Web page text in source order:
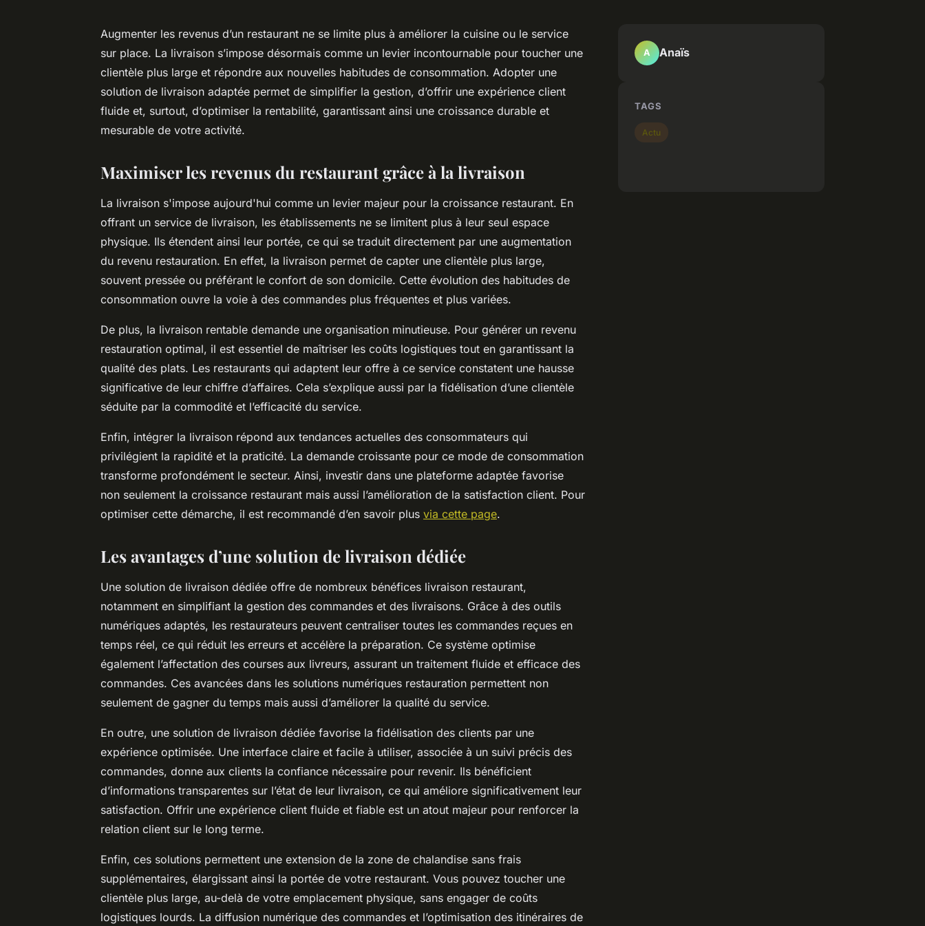
Augmenter les revenus d’un restaurant ne se limite plus à améliorer la cuisine ou le service
sur place. La livraison s’impose désormais comme un levier incontournable pour toucher une
clientèle plus large et répondre aux nouvelles habitudes de consommation. Adopter une
solution de livraison adaptée permet de simplifier la gestion, d’offrir une expérience client
fluide et, surtout, d’optimiser la rentabilité, garantissant ainsi une croissance durable et
mesurable de votre activité.
Maximiser les revenus du restaurant grâce à la livraison
La livraison s'impose aujourd'hui comme un levier majeur pour la croissance restaurant. En
offrant un service de livraison, les établissements ne se limitent plus à leur seul espace
physique. Ils étendent ainsi leur portée, ce qui se traduit directement par une augmentation
du revenu restauration. En effet, la livraison permet de capter une clientèle plus large,
souvent pressée ou préférant le confort de son domicile. Cette évolution des habitudes de
consommation ouvre la voie à des commandes plus fréquentes et plus variées.
De plus, la livraison rentable demande une organisation minutieuse. Pour générer un revenu
restauration optimal, il est essentiel de maîtriser les coûts logistiques tout en garantissant la
qualité des plats. Les restaurants qui adaptent leur offre à ce service constatent une hausse
significative de leur chiffre d’affaires. Cela s’explique aussi par la fidélisation d’une clientèle
séduite par la commodité et l’efficacité du service.
Enfin, intégrer la livraison répond aux tendances actuelles des consommateurs qui
privilégient la rapidité et la praticité. La demande croissante pour ce mode de consommation
transforme profondément le secteur. Ainsi, investir dans une plateforme adaptée favorise
non seulement la croissance restaurant mais aussi l’amélioration de la satisfaction client. Pour
optimiser cette démarche, il est recommandé d’en savoir plus via cette page.
Les avantages d’une solution de livraison dédiée
Une solution de livraison dédiée offre de nombreux bénéfices livraison restaurant,
notamment en simplifiant la gestion des commandes et des livraisons. Grâce à des outils
numériques adaptés, les restaurateurs peuvent centraliser toutes les commandes reçues en
temps réel, ce qui réduit les erreurs et accélère la préparation. Ce système optimise
également l’affectation des courses aux livreurs, assurant un traitement fluide et efficace des
commandes. Ces avancées dans les solutions numériques restauration permettent non
seulement de gagner du temps mais aussi d’améliorer la qualité du service.
En outre, une solution de livraison dédiée favorise la fidélisation des clients par une
expérience optimisée. Une interface claire et facile à utiliser, associée à un suivi précis des
commandes, donne aux clients la confiance nécessaire pour revenir. Ils bénéficient
d’informations transparentes sur l’état de leur livraison, ce qui améliore significativement leur
satisfaction. Offrir une expérience client fluide et fiable est un atout majeur pour renforcer la
relation client sur le long terme.
Enfin, ces solutions permettent une extension de la zone de chalandise sans frais
supplémentaires, élargissant ainsi la portée de votre restaurant. Vous pouvez toucher une
clientèle plus large, au-delà de votre emplacement physique, sans engager de coûts
logistiques lourds. La diffusion numérique des commandes et l’optimisation des itinéraires de
A Anaïs
TAGS
Actu